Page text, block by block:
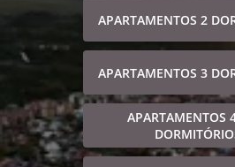
APARTAMENTOS 2
APARTAMENTOS 3
APARTAMENTOS